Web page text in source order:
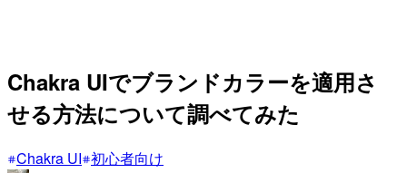
Chakra UIでブランドカラーを適用さ
せる方法について調べてみた
Chakra UI 初心者向け